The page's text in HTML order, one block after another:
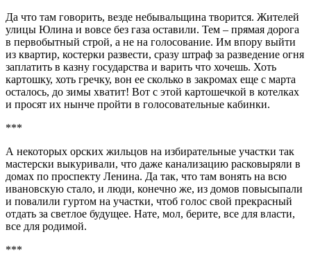
Да что там говорить, везде небывальщина творится. Жителей
улицы Юлина и вовсе без газа оставили. Тем – прямая дорога
в первобытный строй, а не на голосование. Им впору выйти
из квартир, костерки развести, сразу штраф за разведение огня
заплатить в казну государства и варить что хочешь. Хоть
картошку, хоть гречку, вон ее сколько в закромах еще с марта
осталось, до зимы хватит! Вот с этой картошечкой в котелках
и просят их нынче пройти в голосовательные кабинки.
***
А некоторых орских жильцов на избирательные участки так
мастерски выкуривали, что даже канализацию расковыряли в
домах по проспекту Ленина. Да так, что там вонять на всю
ивановскую стало, и люди, конечно же, из домов повысыпали
и повалили гуртом на участки, чтоб голос свой прекрасный
отдать за светлое будущее. Нате, мол, берите, все для власти,
все для родимой.
***